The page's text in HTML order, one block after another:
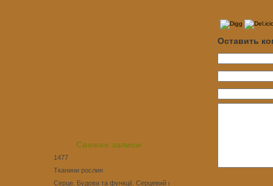
Оставить
Свежие записи
1477
Тканини рослин
Серце. Будова та функції. Серцевий цикл